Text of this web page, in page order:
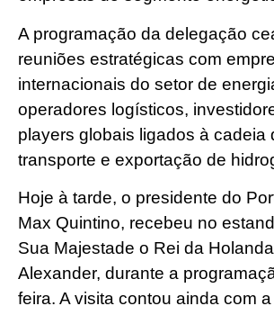
A programação da delegação
reuniões estratégicas com
internacionais do setor de
operadores logísticos,
players globais ligados à cadeia
transporte e exportação de
Hoje à tarde, o presidente do
Max Quintino, recebeu no
Sua Majestade o Rei da
Alexander, durante a
feira. A visita contou ainda com